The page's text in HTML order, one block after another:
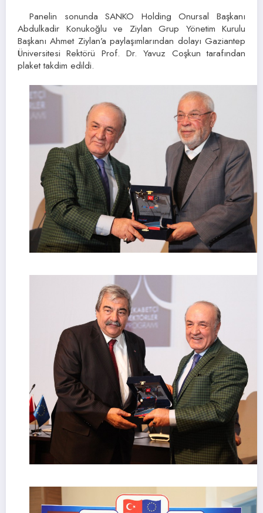
Panelin sonunda SANKO Holding Onursal Başkanı
Abdulkadir Konukoğlu ve Ziylan Grup Yönetim Kurulu
Başkanı Ahmet Ziylan’a paylaşımlarından dolayı Gaziantep
Üniversitesi Rektörü Prof. Dr. Yavuz Coşkun tarafından
plaket takdim edildi.